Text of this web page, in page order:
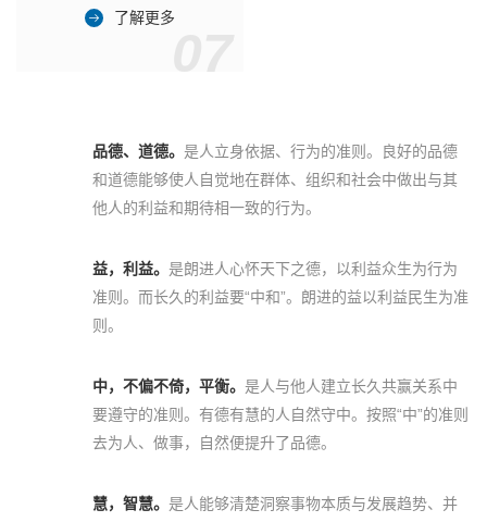
了解更多
品德、道德。 是人立身依据、行为的准则。良好的品德
和道德能够使人自觉地在群体、组织和社会中做出与其
他人的利益和期待相一致的行为。
益，利益。 是朗进人心怀天下之德，以利益众生为行为
准则。而长久的利益要“中和”。朗进的益以利益民生为准
则。
中，不偏不倚，平衡。 是人与他人建立长久共赢关系中
要遵守的准则。有德有慧的人自然守中。按照“中”的准则
去为人、做事，自然便提升了品德。
慧，智慧。 是人能够清楚洞察事物本质与发展趋势、并